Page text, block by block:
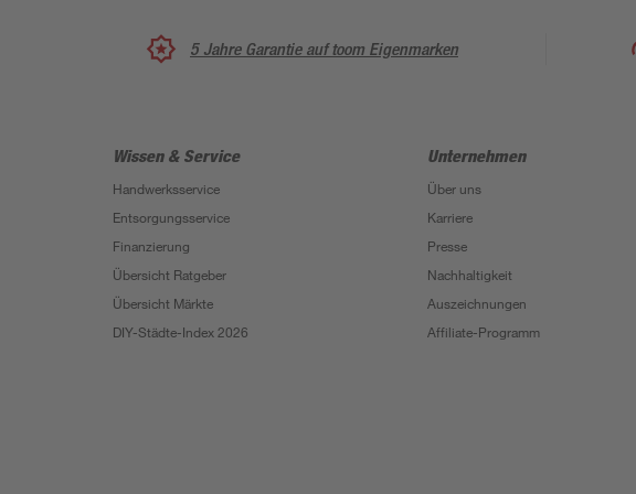
5 Jahre Garantie auf toom Eigenmarken
Wissen & Service
Handwerksservice
Entsorgungsservice
Finanzierung
Übersicht Ratgeber
Übersicht Märkte
DIY-Städte-Index 2026
Unternehmen
Über uns
Karriere
Presse
Nachhaltigkeit
Auszeichnungen
Affiliate-Programm